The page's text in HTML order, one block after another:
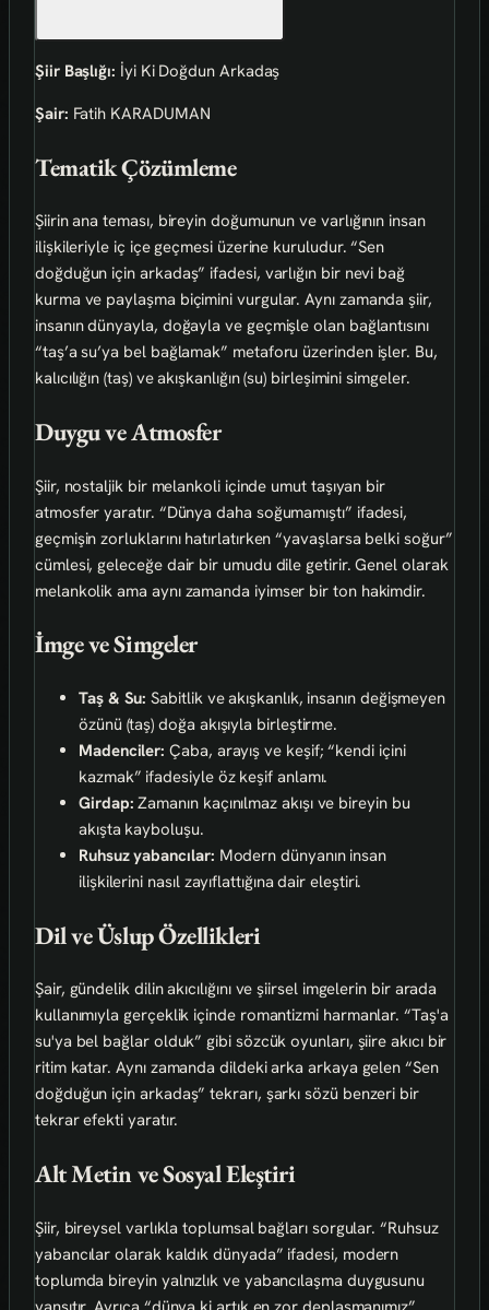
Şiir Başlığı: İyi Ki Doğdun Arkadaş
Şair: Fatih KARADUMAN
Tematik Çözümleme
Şiirin ana teması, bireyin doğumunun ve varlığının insan
ilişkileriyle iç içe geçmesi üzerine kuruludur. “Sen
doğduğun için arkadaş” ifadesi, varlığın bir nevi bağ
kurma ve paylaşma biçimini vurgular. Aynı zamanda şiir,
insanın dünyayla, doğayla ve geçmişle olan bağlantısını
“taş’a su’ya bel bağlamak” metaforu üzerinden işler. Bu,
kalıcılığın (taş) ve akışkanlığın (su) birleşimini simgeler.
Duygu ve Atmosfer
Şiir, nostaljik bir melankoli içinde umut taşıyan bir
atmosfer yaratır. “Dünya daha soğumamıştı” ifadesi,
geçmişin zorluklarını hatırlatırken “yavaşlarsa belki soğur”
cümlesi, geleceğe dair bir umudu dile getirir. Genel olarak
melankolik ama aynı zamanda iyimser bir ton hakimdir.
İmge ve Simgeler
Taş & Su: Sabitlik ve akışkanlık, insanın değişmeyen
özünü (taş) doğa akışıyla birleştirme.
Madenciler: Çaba, arayış ve keşif; “kendi içini
kazmak” ifadesiyle öz keşif anlamı.
Girdap: Zamanın kaçınılmaz akışı ve bireyin bu
akışta kayboluşu.
Ruhsuz yabancılar: Modern dünyanın insan
ilişkilerini nasıl zayıflattığına dair eleştiri.
Dil ve Üslup Özellikleri
Şair, gündelik dilin akıcılığını ve şiirsel imgelerin bir arada
kullanımıyla gerçeklik içinde romantizmi harmanlar. “Taş'a
su'ya bel bağlar olduk” gibi sözcük oyunları, şiire akıcı bir
ritim katar. Aynı zamanda dildeki arka arkaya gelen “Sen
doğduğun için arkadaş” tekrarı, şarkı sözü benzeri bir
tekrar efekti yaratır.
Alt Metin ve Sosyal Eleştiri
Şiir, bireysel varlıkla toplumsal bağları sorgular. “Ruhsuz
yabancılar olarak kaldık dünyada” ifadesi, modern
toplumda bireyin yalnızlık ve yabancılaşma duygusunu